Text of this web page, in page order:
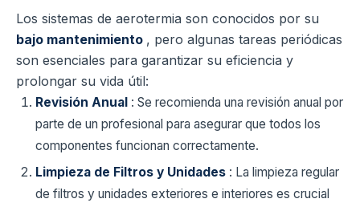
Los sistemas de aerotermia son conocidos por su
bajo mantenimiento , pero algunas tareas periódicas
son esenciales para garantizar su eficiencia y
prolongar su vida útil:
Revisión Anual : Se recomienda una revisión anual por
parte de un profesional para asegurar que todos los
componentes funcionan correctamente.
Limpieza de Filtros y Unidades : La limpieza regular
de filtros y unidades exteriores e interiores es crucial